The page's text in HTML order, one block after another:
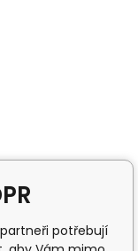
potřebují